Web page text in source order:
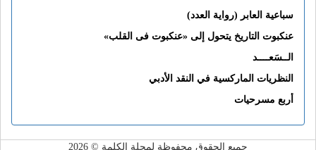
سباعية العابر (رواية العدد)
عنكبوت التاريخ يتحول إلى «عنكبوت فى القلب»
الــسَعــــد
النظريات الماركسية في النقد الأدبي
أربع مسرحيات
جميع الحقوق محفوظة لمجلة الكلمة © 2026